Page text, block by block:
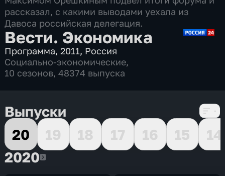
рассказал, с какими выводами уехала из
Давоса российская делегация.
Вести. Экономика
Программа,2011, Россия
Социально-экономические,
10 сезонов, 48374 выпуска
Выпуски
20
19 18 17 16 15
14
20202020